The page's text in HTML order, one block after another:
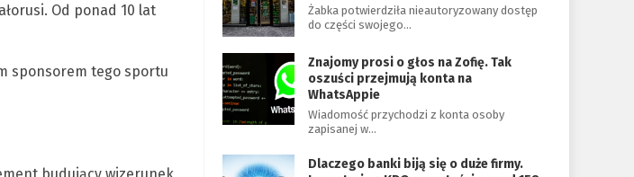
Od ponad 10 lat
sponsorem tego sportu
Żabka potwierdziła nieautoryzowany dostęp
do części swojego…
Znajomy prosi o głos na Zofię. Tak
oszuści przejmują konta na
WhatsAppie
Wiadomość przychodzi z konta osoby
zapisanej w…
Dlaczego banki biją się o duże firmy.